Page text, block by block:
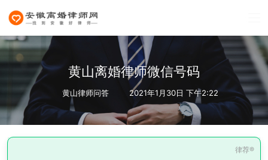
黄山离婚律师微信号码
黄山律师问答 2021年1月30日 下午2:22